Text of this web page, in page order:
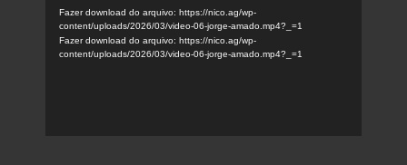
vídeo
Fazer download do arquivo: https://nico.ag/wp-
content/uploads/2026/03/video-06-jorge-amado.mp4?_=1
Fazer download do arquivo: https://nico.ag/wp-
content/uploads/2026/03/video-06-jorge-amado.mp4?_=1